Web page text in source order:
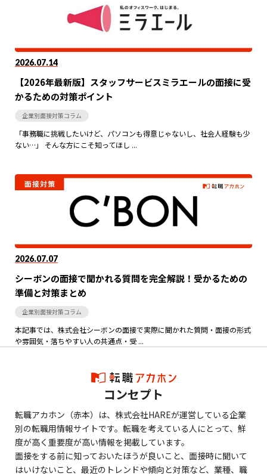
2026.07.14
【2026年最新版】スタッフサービスミラエールの面接に受
かるための対策ポイント
企業別面接対策コラム
「事務職に挑戦したいけど、パソコンも得意じゃないし、社会人経験も少
ない…」 そんな方にこそ知ってほし ...
2026.07.07
シーボンの面接で聞かれる質問を完全解説！受かるための
準備と対策まとめ
企業別面接対策コラム
本記事では、株式会社シーボンの面接で実際に聞かれた質問・面接の形式
や雰囲気・落ちやすい人の共通点・受 ...
コンセプト
転職アカホン（赤本）は、株式会社HAREが運営している企業
別の転職用情報サイトです。転職を考えている人にとって、鮮
度が高く重要度が高い情報を掲載しています。
面接をする前に知っておいたほうが良いこと、面接時に聞いて
はいけないこと、最近のトレンドや傾向と対策など、業種、職